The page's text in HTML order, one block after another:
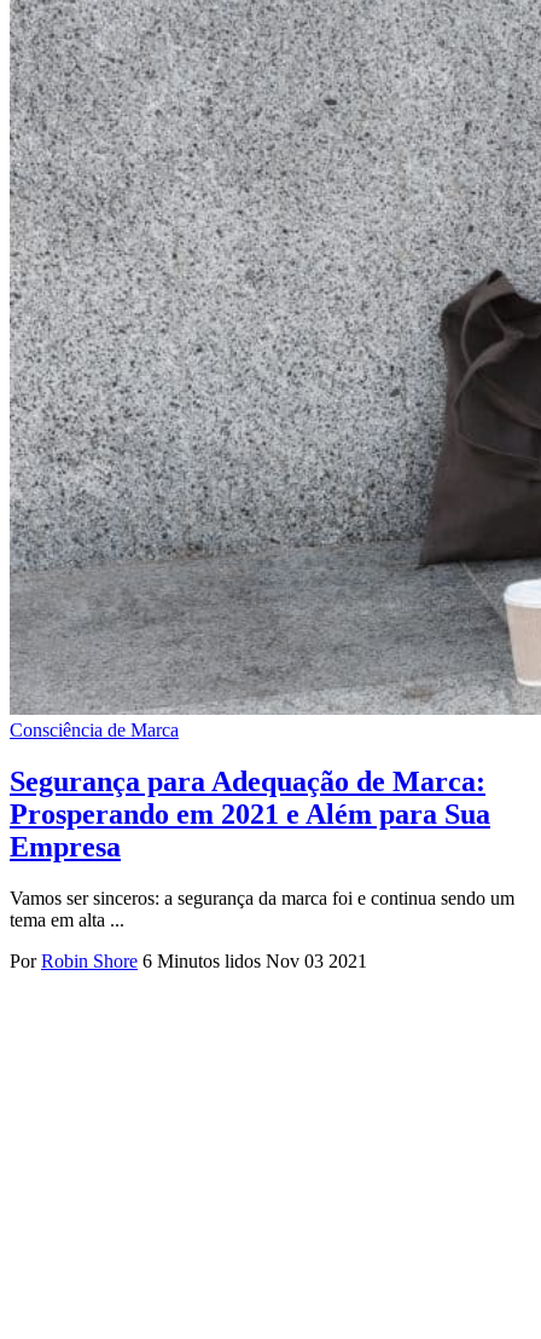
Consciência de Marca
Segurança para Adequação de Marca:
Prosperando em 2021 e Além para Sua
Empresa
Vamos ser sinceros: a segurança da marca foi e continua sendo um
tema em alta ...
Por Robin Shore 6 Minutos lidos Nov 03 2021